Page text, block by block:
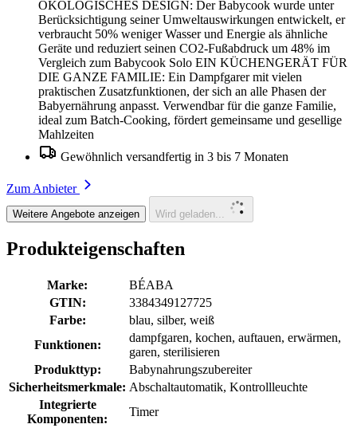
ÖKOLOGISCHES DESIGN: Der Babycook wurde unter
Berücksichtigung seiner Umweltauswirkungen entwickelt, er
verbraucht 50% weniger Wasser und Energie als ähnliche
Geräte und reduziert seinen CO2-Fußabdruck um 48% im
Vergleich zum Babycook Solo EIN KÜCHENGERÄT FÜR
DIE GANZE FAMILIE: Ein Dampfgarer mit vielen
praktischen Zusatzfunktionen, der sich an alle Phasen der
Babyernährung anpasst. Verwendbar für die ganze Familie,
ideal zum Batch-Cooking, fördert gemeinsame und gesellige
Mahlzeiten
Gewöhnlich versandfertig in 3 bis 7 Monaten
Zum Anbieter
Weitere Angebote anzeigen Wird geladen...
Produkteigenschaften
Marke:
BÉABA
GTIN:
3384349127725
Farbe:
blau, silber, weiß
Funktionen:
dampfgaren, kochen, auftauen, erwärmen,
garen, sterilisieren
Produkttyp:
Babynahrungszubereiter
Sicherheitsmerkmale: Abschaltautomatik, Kontrollleuchte
Integrierte
Komponenten:
Timer